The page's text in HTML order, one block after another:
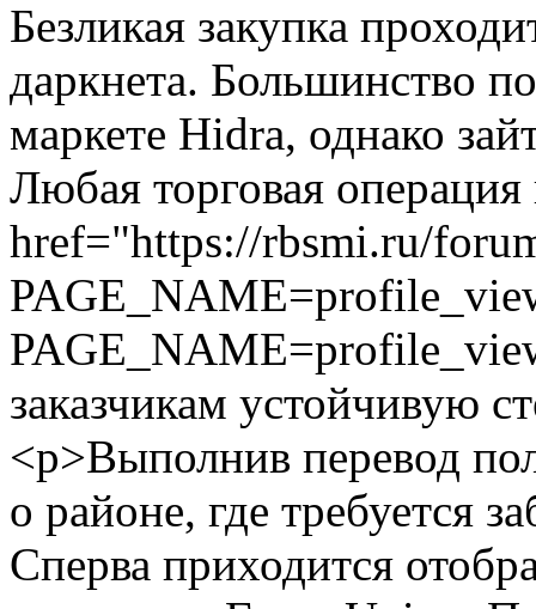
Безликая закупка
даркнета. Большинство
маркете Hidra, однако
Любая торговая операция
href="https://rbsmi.ru/
заказчикам устойчивую
<p>Выполнив перевод
о районе, где требуется
Сперва приходится